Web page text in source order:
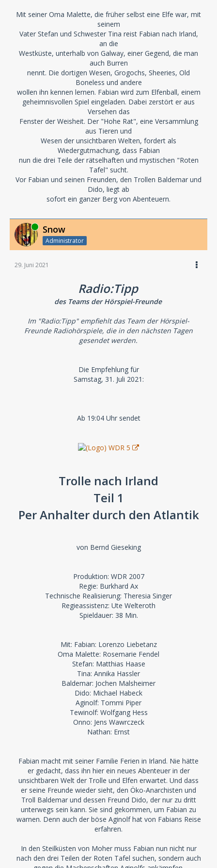
Mit seiner Oma Malette, die früher selbst eine Elfe war, mit
seinem
Vater Stefan und Schwester Tina reist Fabian nach Irland,
an die
Westküste, unterhalb von Galway, einer Gegend, die man
auch Burren
nennt. Die dortigen Wesen, Grogochs, Sheeries, Old
Boneless und andere
wollen ihn kennen lernen. Fabian wird zum Elfenball, einem
geheimnisvollen Spiel eingeladen. Dabei zerstört er aus
Versehen das
Fenster der Weisheit. Der "Hohe Rat", eine Versammlung
aus Tieren und
Wesen der unsichtbaren Welten, fordert als
Wiedergutmachung, dass Fabian
nun die drei Teile der rätselhaften und mystischen "Roten
Tafel" sucht.
Vor Fabian und seinen Freunden, den Trollen Baldemar und
Dido, liegt ab
sofort ein ganzer Berg von Abenteuern.
Online Snow
Administrator
29. Juni 2021
Radio:Tipp
des Teams der Hörspiel-Freunde
Im "Radio:Tipp" empfiehlt das Team der Hörspiel-
Freunde Radiohörspiele, die in den nächsten Tagen
gesendet werden.
Die Empfehlung für
Samstag, 31. Juli 2021:
Ab 19:04 Uhr sendet
Trolle nach Irland
Teil 1
Per Anhalter durch den Atlantik
von Bernd Gieseking
Produktion: WDR 2007
Regie: Burkhard Ax
Technische Realisierung: Theresia Singer
Regieassistenz: Ute Welteroth
Spieldauer: 38 Min.
Mit: Fabian: Lorenzo Liebetanz
Oma Malette: Rosemarie Fendel
Stefan: Matthias Haase
Tina: Annika Hassler
Baldemar: Jochen Malsheimer
Dido: Michael Habeck
Aginolf: Tommi Piper
Tewinolf: Wolfgang Hess
Onno: Jens Wawrczeck
Nathan: Ernst
Fabian macht mit seiner Familie Ferien in Irland. Nie hätte
er gedacht, dass ihn hier ein neues Abenteuer in der
unsichtbaren Welt der Trolle und Elfen erwartet. Und dass
er seine Freunde wieder sieht, den Öko-Anarchisten und
Troll Baldemar und dessen Freund Dido, der nur zu dritt
unterwegs sein kann. Sie sind gekommen, um Fabian zu
warnen. Denn auch der böse Aginolf hat von Fabians Reise
erfahren.
In den Steilküsten von Moher muss Fabian nun nicht nur
nach den drei Teilen der Roten Tafel suchen, sondern auch